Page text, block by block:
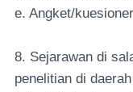
e. Angket/kuesioner
8. Sejarawan di
penelitian di